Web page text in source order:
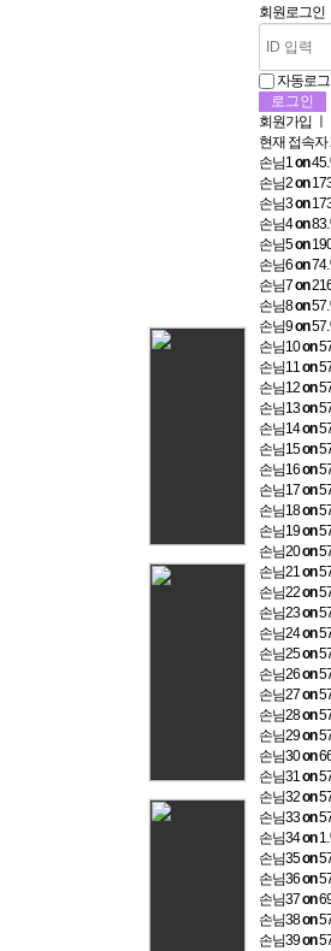
회원로그인
자동로
회원가입
현재 접속자
손님1on
손님2on
손님3on
손님4on
손님5on
손님6on
손님7on
손님8on
손님9on
손님10on
손님11on
손님12on
손님13on
손님14on
손님15on
손님16on
손님17on
손님18on
손님19on
손님20on
손님21on
손님22on
손님23on
손님24on
손님25on
손님26on
손님27on
손님28on
손님29on
손님30on
손님31on
손님32on
손님33on
손님34on
손님35on
손님36on
손님37on
손님38on
손님39on